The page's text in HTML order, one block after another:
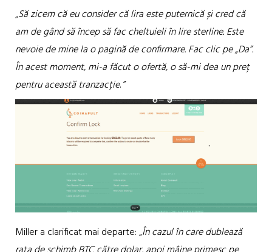
„Să zicem că eu consider că lira este puternică și cred că
am de gând să încep să fac cheltuieli în lire sterline. Este
nevoie de mine la o pagină de confirmare. Fac clic pe „Da”.
În acest moment, mi-a făcut o ofertă, o să-mi dea un preț
pentru această tranzacție. ”
Miller a clarificat mai departe: „În cazul în care dublează